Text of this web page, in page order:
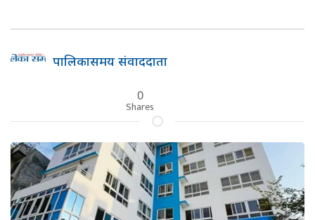
पालिकासमय संवाददाता
0
Shares